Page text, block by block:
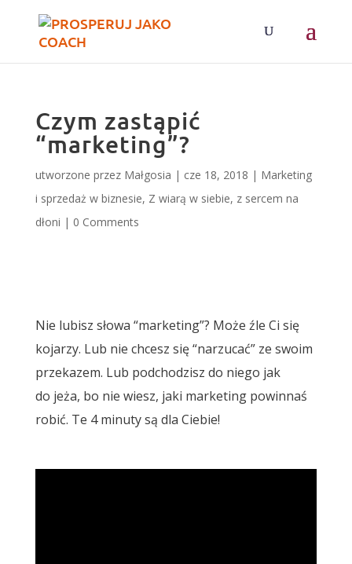
Czym zastąpić
“marketing”?
utworzone przez Małgosia | cze 18, 2018 | Marketing
i sprzedaż w biznesie, Z wiarą w siebie, z sercem na
dłoni | 0 Comments
Nie lubisz słowa “marketing”? Może źle Ci się
kojarzy. Lub nie chcesz się “narzucać” ze swoim
przekazem. Lub podchodzisz do niego jak
do jeża, bo nie wiesz, jaki marketing powinnaś
robić. Te 4 minuty są dla Ciebie!